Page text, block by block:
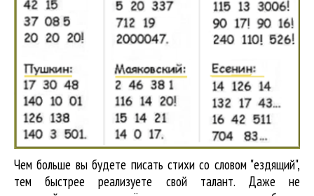
Чем больше вы будете писать стихи со словом "ездящий",
тем быстрее реализуете свой талант. Даже не